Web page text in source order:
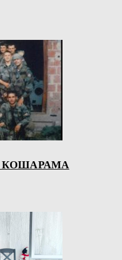
КОШАРАМА